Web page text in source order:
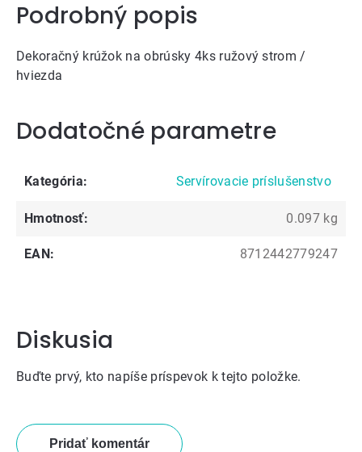
Podrobný popis
Dekoračný krúžok na obrúsky 4ks ružový strom /
hviezda
Dodatočné parametre
Kategória: Servírovacie príslušenstvo
Hmotnosť: 0.097 kg
EAN: 8712442779247
Diskusia
Buďte prvý, kto napíše príspevok k tejto položke.
Pridať komentár